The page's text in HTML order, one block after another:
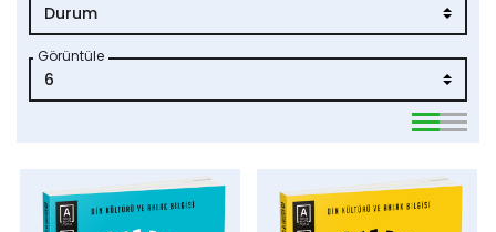
Görüntüle